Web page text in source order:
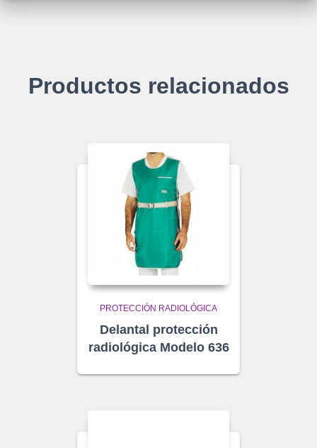
Productos relacionados
PROTECCIÓN RADIOLÓGICA
Delantal protección
radiológica Modelo 636